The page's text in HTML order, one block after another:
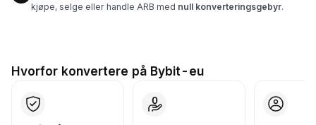
kjøpe, selge eller handle ARB med null konverteringsgebyr.
Hvorfor konvertere på Bybit-eu